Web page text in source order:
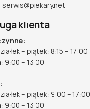
serwis@piekary.net
klienta
– piątek: 8:15 – 17:00
9:00 – 13:00
– piątek: 9:00 – 17:00
9:00 – 13:00